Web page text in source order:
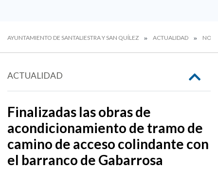
AYUNTAMIENTO DE SANTALIESTRA Y SAN QUÍLEZ ACTUALIDAD
ACTUALIDAD
Finalizadas las obras de
acondicionamiento de tramo de
camino de acceso colindante con
el barranco de Gabarrosa